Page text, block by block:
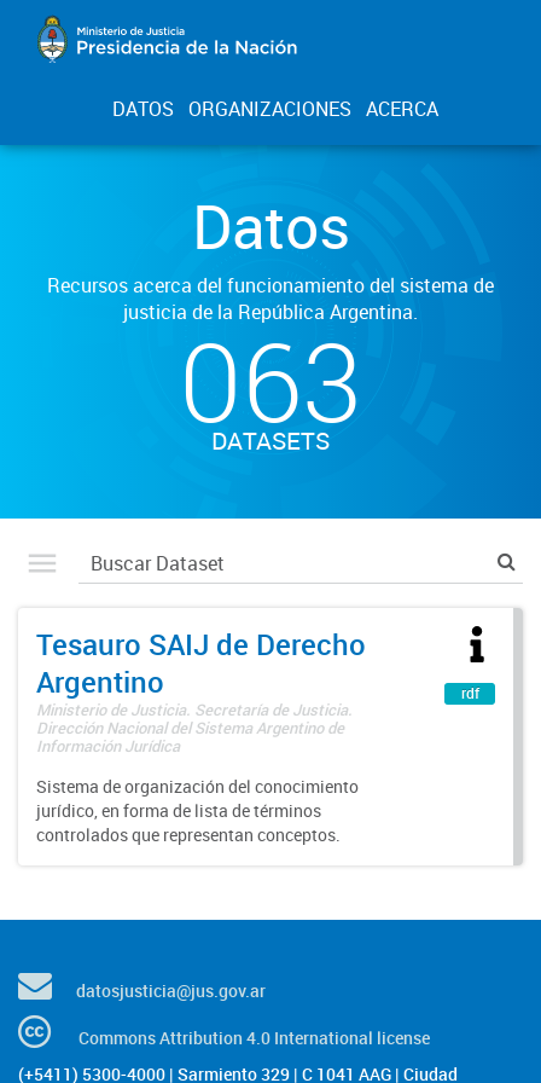
DATOS ORGANIZACIONES ACERCA
Datos
Recursos acerca del funcionamiento del sistema de
justicia de la República Argentina.
063
DATASETS
Tesauro SAIJ de Derecho
Argentino
Ministerio de Justicia. Secretaría de Justicia.
Dirección Nacional del Sistema Argentino de
Información Jurídica
Sistema de organización del conocimiento
jurídico, en forma de lista de términos
controlados que representan conceptos.
rdf
datosjusticia@jus.gov.ar
Commons Attribution 4.0 International license
(+5411) 5300-4000 | Sarmiento 329 | C 1041 AAG | Ciudad